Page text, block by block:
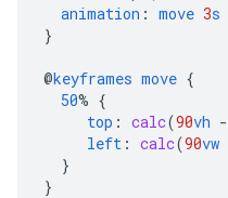
animation : move 3s
}
@keyframes move {
50% {
top : calc(90vh -
left : calc(90vw
}
}